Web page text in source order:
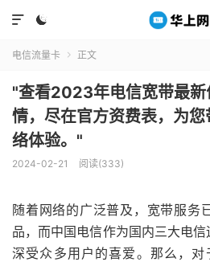


电信流量卡  正文
"查看2023年电信宽带最新
情，尽在官方资费表，为您
络体验。"
2024-02-21 阅读(333)
随着网络的广泛普及，宽带服务
品，而中国电信作为国内三大电
深受众多用户的喜爱。那么，